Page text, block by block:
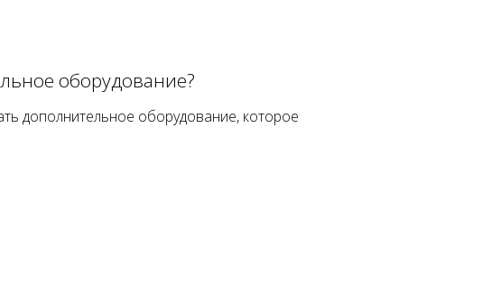
оборудование?
дополнительное оборудование, которое